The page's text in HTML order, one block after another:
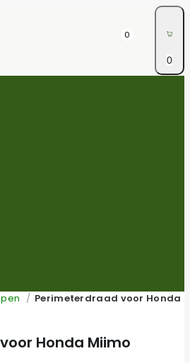
0
0
/ Perimeterdraad voor Honda
Honda Miimo